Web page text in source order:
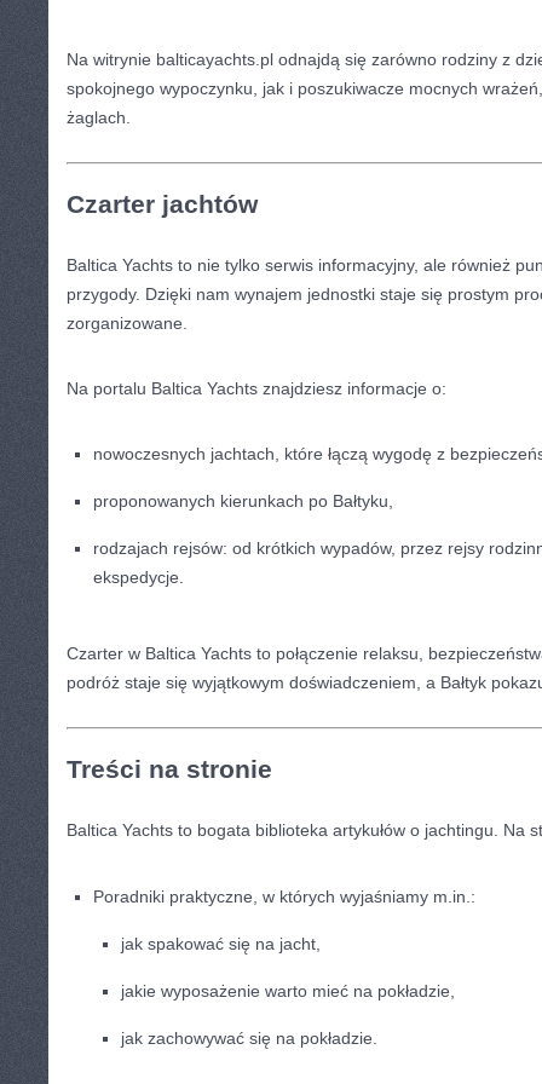
Na witrynie balticayachts.pl odnajdą się zarówno rodziny z
spokojnego wypoczynku, jak i poszukiwacze mocnych
żaglach.
Czarter jachtów
Baltica Yachts to nie tylko serwis informacyjny, ale również
przygody. Dzięki nam wynajem jednostki staje się prostym
zorganizowane.
Na portalu Baltica Yachts znajdziesz informacje o:
nowoczesnych jachtach, które łączą wygodę z
proponowanych kierunkach po Bałtyku,
rodzajach rejsów: od krótkich wypadów, przez rejsy
ekspedycje.
Czarter w Baltica Yachts to połączenie relaksu,
podróż staje się wyjątkowym doświadczeniem, a Bałtyk
Treści na stronie
Baltica Yachts to bogata biblioteka artykułów o jachtingu. Na
Poradniki praktyczne, w których wyjaśniamy m.in.:
jak spakować się na jacht,
jakie wyposażenie warto mieć na pokładzie,
jak zachowywać się na pokładzie.